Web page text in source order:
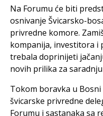
Na Forumu će biti
osnivanje Švicarsko-
privredne komore.
kompanija, investitora i
trebala doprinijeti
novih prilika za
Tokom boravka u
švicarske privredne
Forumu i sastanaka sa